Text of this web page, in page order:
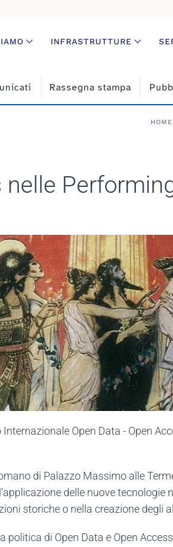
INFRASTRUTTURE
Rassegna stampa
HOME
Open Data - Open
di Palazzo Massimo alle
delle nuove
storiche o nella creazione degli
di Open Data e Open